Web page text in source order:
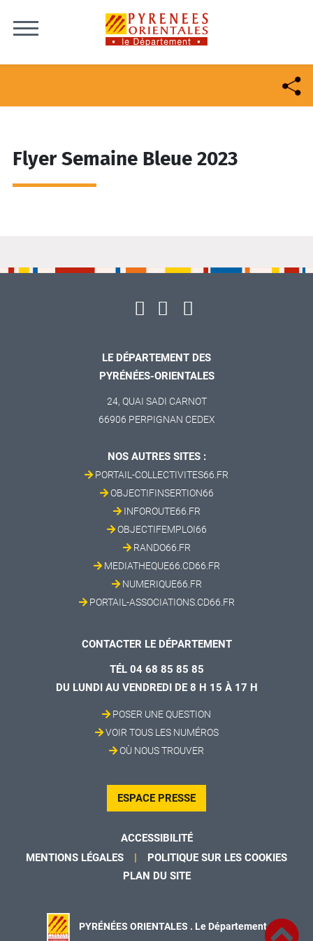
Flyer Semaine Bleue 2023
LE DÉPARTEMENT DES
PYRÉNÉES-ORIENTALES
24, QUAI SADI CARNOT
66906 PERPIGNAN CEDEX
NOS AUTRES SITES :
PORTAIL-COLLECTIVITES66.FR
OBJECTIFINSERTION66
INFOROUTE66.FR
OBJECTIFEMPLOI66
RANDO66.FR
MEDIATHEQUE66.CD66.FR
NUMERIQUE66.FR
PORTAIL-ASSOCIATIONS.CD66.FR
CONTACTER LE DÉPARTEMENT
TÉL 04 68 85 85 85
DU LUNDI AU VENDREDI DE 8 H 15 À 17 H
POSER UNE QUESTION
VOIR TOUS LES NUMÉROS
OÙ NOUS TROUVER
ESPACE PRESSE
ACCESSIBILITÉ
MENTIONS LÉGALES
POLITIQUE SUR LES COOKIES
PLAN DU SITE
PYRÉNÉES ORIENTALES . Le Département